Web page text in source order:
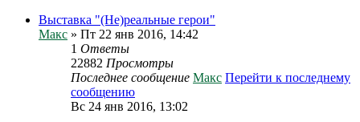
Выставка "(Не)реальные герои"
Макс » Пт 22 янв 2016, 14:42
1 Ответы
22882 Просмотры
Последнее сообщение Макс Перейти к последнему
сообщению
Вс 24 янв 2016, 13:02